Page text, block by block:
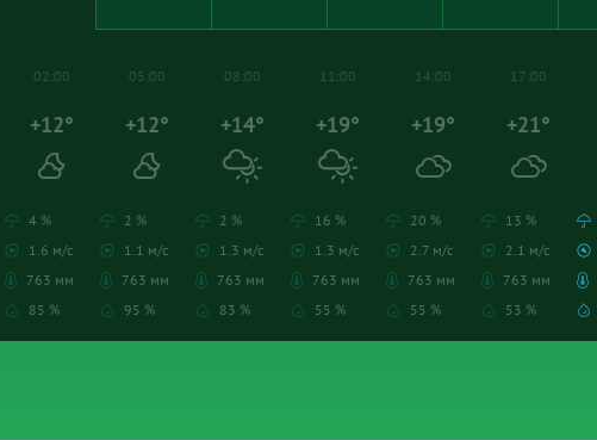
02:00
+12°
4 %
1.6 м/с
763 мм
85 %
05:00
+12°
2 %
1.1 м/с
763 мм
95 %
08:00
+14°
2 %
1.3 м/с
763 мм
83 %
11:00
+19°
16 %
1.3 м/с
763 мм
55 %
14:00
+19°
20 %
2.7 м/с
763 мм
55 %
17:00
+21°
13 %
2.1 м/с
763 мм
53 %